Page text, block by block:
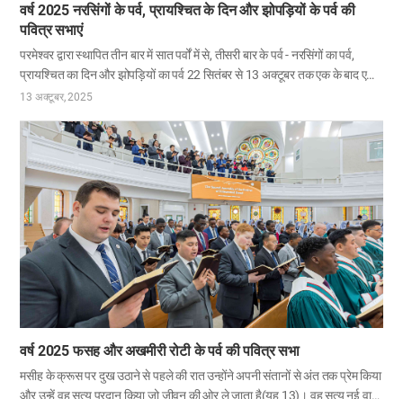
वर्ष 2025 नरसिंगों के पर्व, प्रायश्चित के दिन और झोपड़ियों के पर्व की
पवित्र सभाएं
परमेश्वर द्वारा स्थापित तीन बार में सात पर्वों में से, तीसरी बार के पर्व - नरसिंगों का पर्व,
प्रायश्चित का दिन और झोपड़ियों का पर्व 22 सितंबर से 13 अक्टूबर तक एक के बाद एक
मनाए गए। दुनिया भर में चर्च ऑफ गॉड के सदस्यों ने इन पवित्र पर्वों का स्वागत करते हुए
स्वयं को समर्पित किया, सच्चे मन से पश्चाताप किया और पश्चाताप के योग्य सुसमाचार का
फल लाने का प्रयास किया। नरसिंगों का पर्व: परमेश्वर की इच्छा को समझना जो मानवजाति
का उद्धार…
13 अक्टूबर, 2025
वर्ष 2025 फसह और अखमीरी रोटी के पर्व की पवित्र सभा
मसीह के क्रूस पर दुख उठाने से पहले की रात उन्होंने अपनी संतानों से अंत तक प्रेम किया
और उन्हें वह सत्य प्रदान किया जो जीवन की ओर ले जाता है(यूह 13)। वह सत्य नई वाचा